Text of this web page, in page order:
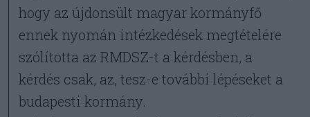
hogy az újdonsült magyar kormányfő
ennek nyomán intézkedések megtételére
szólította az RMDSZ-t a kérdésben, a
kérdés csak, az, tesz-e további lépéseket a
budapesti kormány.